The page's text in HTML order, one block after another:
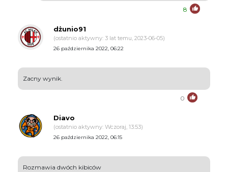
8
dżunio91
(ostatnio aktywny: 3 lat temu, 2023-06-05)
26 października 2022, 06:22
Zacny wynik.
0
Diavo
(ostatnio aktywny: Wczoraj, 13:53)
26 października 2022, 06:15
Rozmawia dwóch kibiców